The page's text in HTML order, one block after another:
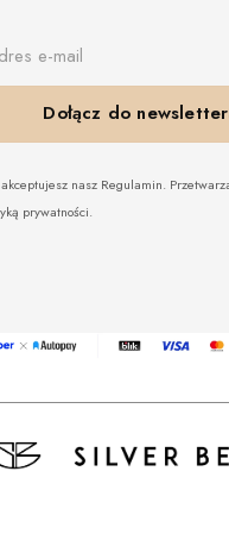
e-mail
Dołącz do
nasz Regulamin.
prywatności.